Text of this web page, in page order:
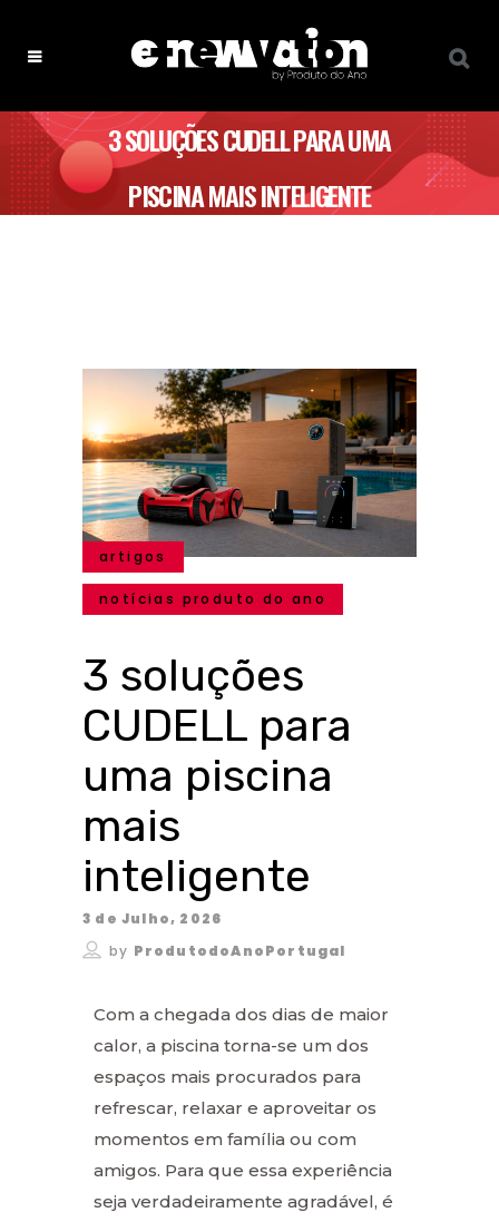
3 SOLUÇÕES CUDELL PARA UMA
PISCINA MAIS INTELIGENTE
artigos
notícias produto do ano
3 soluções
CUDELL para
uma piscina
mais
inteligente
3 de Julho, 2026
by ProdutodoAnoPortugal
Com a chegada dos dias de maior
calor, a piscina torna-se um dos
espaços mais procurados para
refrescar, relaxar e aproveitar os
momentos em família ou com
amigos. Para que essa experiência
seja verdadeiramente agradável, é